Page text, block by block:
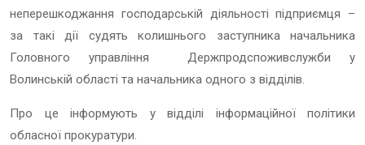
неперешкоджання господарській діяльності підприємця –
за такі дії судять колишнього заступника начальника
Головного управління Держпродспоживслужби у
Волинській області та начальника одного з відділів.
Про це інформують у відділі інформаційної політики
обласної прокуратури.